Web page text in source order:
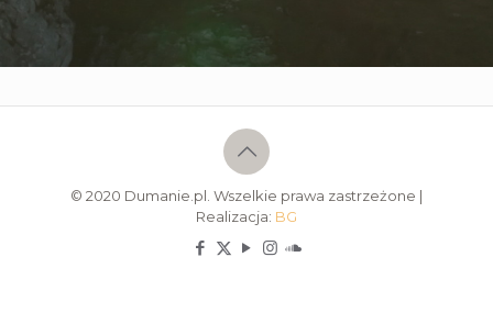
© 2020 Dumanie.pl. Wszelkie prawa zastrzeżone |
Realizacja: BG